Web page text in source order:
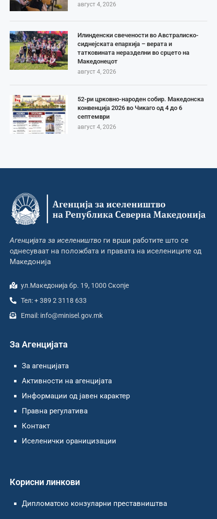
август 4, 2026
Илинденски свечености во Австралиско-
сиднејската епархија – верата и
татковината неразделни во срцето на
Македонецот
август 4, 2026
52-ри црковно-народен собир. Македонска
конвенција 2026 во Чикаго од 4 до 6
септември
август 4, 2026
Агенцијата за иселеништво ги врши работите што се
однесуваат на положбата и правата на иселениците од
Македонија
ул.Македонија бр. 19, 1000 Скопје
Тел: + 389 2 3118 633
Email: info@minisel.gov.mk
За Агенцијата
За агенцијата
Активности на агенцијата
Информации од јавен карактер
Правна регулатива
Контакт
Иселенички ораницизации
Корисни линкови
Дипломатско конзуларни преставништва